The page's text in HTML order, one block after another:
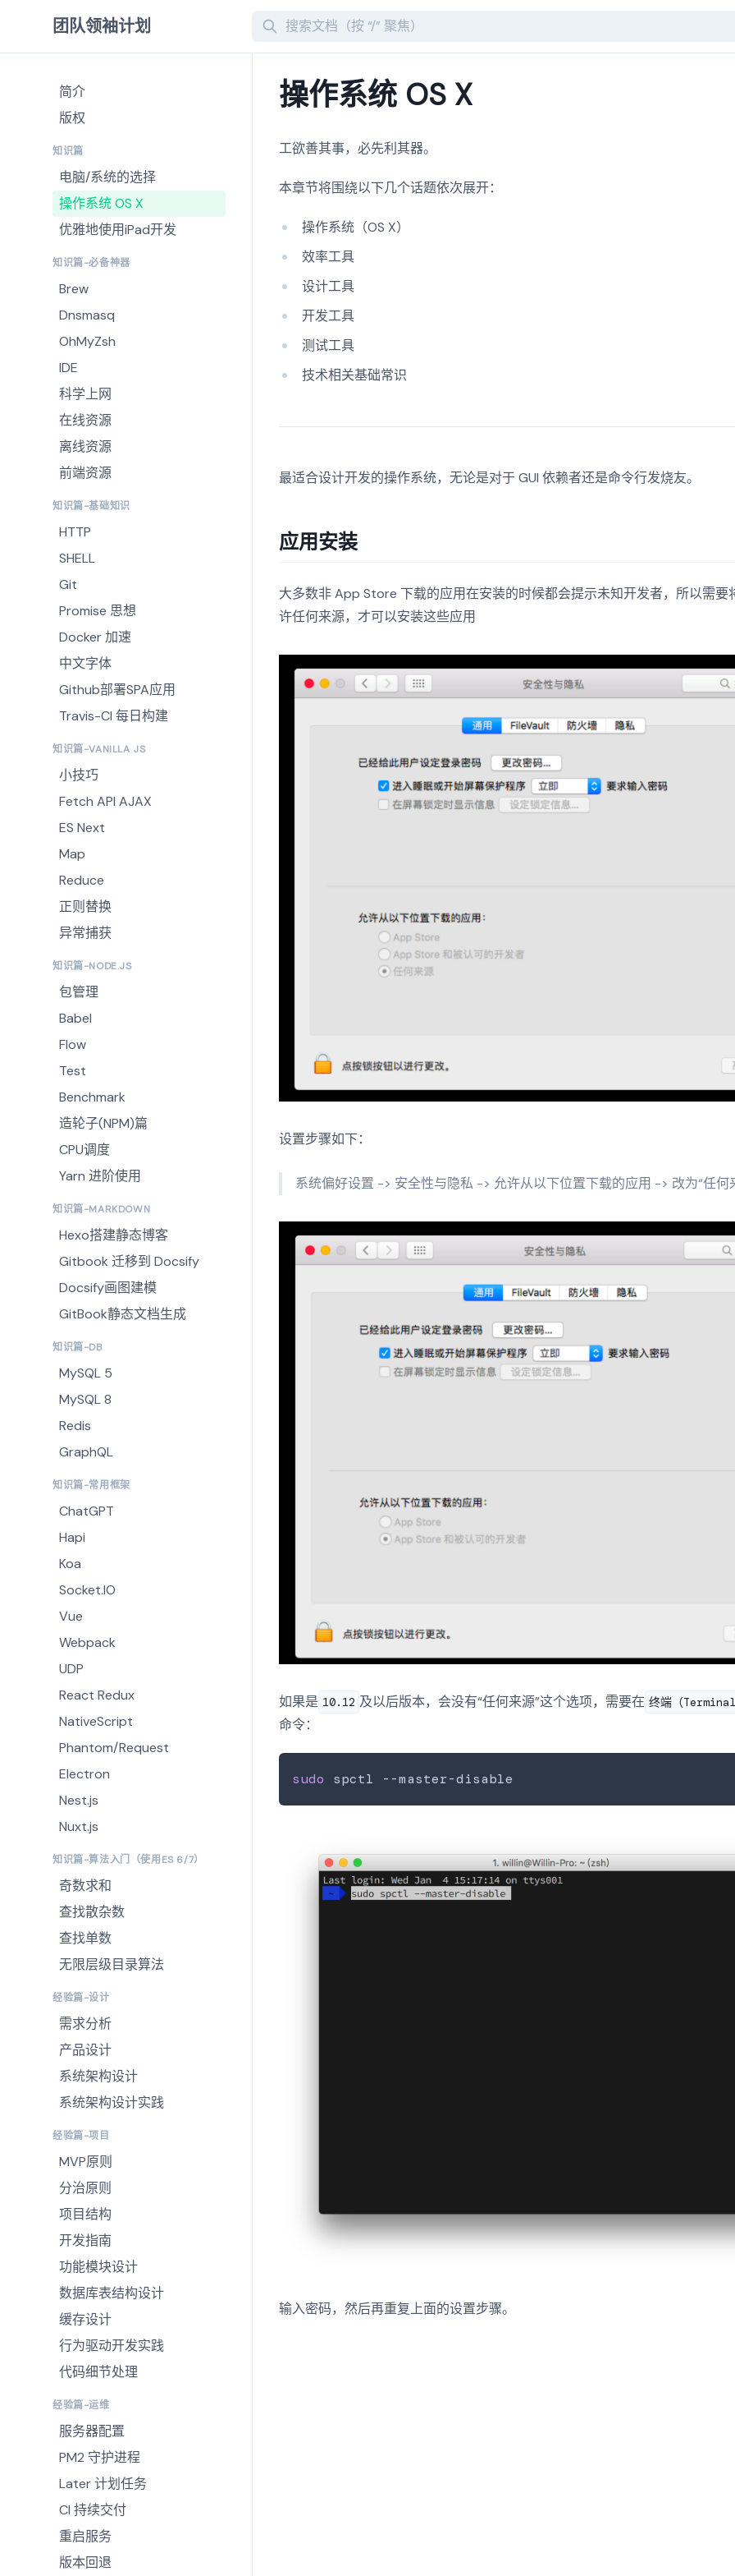
团队领袖计划 Search
简介
版权
知识篇
电脑/系统的选择
操作系统 OS X
优雅地使用iPad开发
知识篇-必备神器
Brew
Dnsmasq
OhMyZsh
IDE
科学上网
在线资源
离线资源
前端资源
知识篇-基础知识
HTTP
SHELL
Git
Promise 思想
Docker 加速
中文字体
Github部署SPA应用
Travis-CI 每日构建
知识篇-VANILLA JS
小技巧
Fetch API AJAX
ES Next
Map
Reduce
正则替换
异常捕获
知识篇-NODE.JS
包管理
Babel
Flow
Test
Benchmark
造轮子(NPM)篇
CPU调度
Yarn 进阶使用
知识篇-MARKDOWN
Hexo搭建静态博客
Gitbook 迁移到 Docsify
Docsify画图建模
GitBook静态文档生成
知识篇-DB
MySQL 5
MySQL 8
Redis
GraphQL
知识篇-常用框架
ChatGPT
Hapi
Koa
Socket.IO
Vue
Webpack
UDP
React Redux
NativeScript
Phantom/Request
Electron
Nest.js
Nuxt.js
知识篇-算法入门（使用ES 6/7）
奇数求和
查找散杂数
查找单数
无限层级目录算法
经验篇-设计
需求分析
产品设计
系统架构设计
系统架构设计实践
经验篇-项目
MVP原则
分治原则
项目结构
开发指南
功能模块设计
数据库表结构设计
缓存设计
行为驱动开发实践
代码细节处理
经验篇-运维
服务器配置
PM2 守护进程
Later 计划任务
CI 持续交付
重启服务
版本回退
操作系统 OS X
工欲善其事，必先利其器。
本章节将围绕以下几个话题依次展开：
操作系统（OS X）
效率工具
设计工具
开发工具
测试工具
技术相关基础常识
最适合设计开发的操作系统，无论是对于 GUI 依赖者还是命令行发烧友。
应用安装
大多数非 App Store 下载的应用在安装的时候都会提示未知开发者，所以需要
许任何来源，才可以安装这些应用
设置步骤如下：
系统偏好设置 -> 安全性与隐私 -> 允许从以下位置下载的应用 -> 改为“任何
如果是 10.12 及以后版本，会没有“任何来源”这个选项，需要在 终端（
命令：
sudo
输入密码，然后再重复上面的设置步骤。